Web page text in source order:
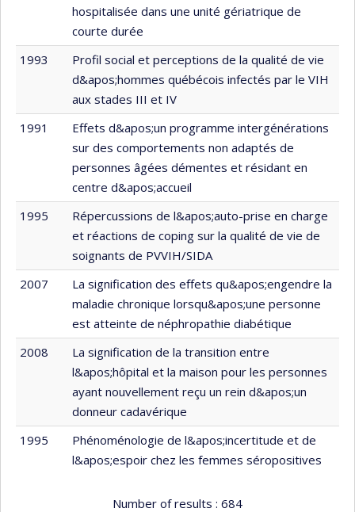
hospitalisée dans une unité gériatrique de
courte durée
1993
Profil social et perceptions de la qualité de vie
d&apos;hommes québécois infectés par le VIH
aux stades III et IV
1991
Effets d&apos;un programme intergénérations
sur des comportements non adaptés de
personnes âgées démentes et résidant en
centre d&apos;accueil
1995
Répercussions de l&apos;auto-prise en charge
et réactions de coping sur la qualité de vie de
soignants de PVVIH/SIDA
2007
La signification des effets qu&apos;engendre la
maladie chronique lorsqu&apos;une personne
est atteinte de néphropathie diabétique
2008
La signification de la transition entre
l&apos;hôpital et la maison pour les personnes
ayant nouvellement reçu un rein d&apos;un
donneur cadavérique
1995
Phénoménologie de l&apos;incertitude et de
l&apos;espoir chez les femmes séropositives
Number of results : 684